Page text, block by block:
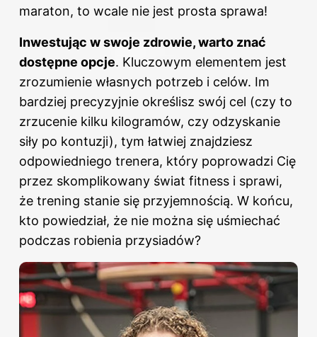
maraton, to wcale nie jest prosta sprawa!
Inwestując w swoje zdrowie, warto znać
dostępne opcje. Kluczowym elementem jest
zrozumienie własnych potrzeb i celów. Im
bardziej precyzyjnie określisz swój cel (czy to
zrzucenie kilku kilogramów, czy odzyskanie
siły po kontuzji), tym łatwiej znajdziesz
odpowiedniego trenera, który poprowadzi Cię
przez skomplikowany świat fitness i sprawi,
że trening stanie się przyjemnością. W końcu,
kto powiedział, że nie można się uśmiechać
podczas robienia przysiadów?